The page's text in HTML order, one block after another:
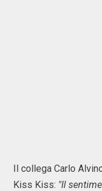
Il collega Carlo
Kiss Kiss: "Il